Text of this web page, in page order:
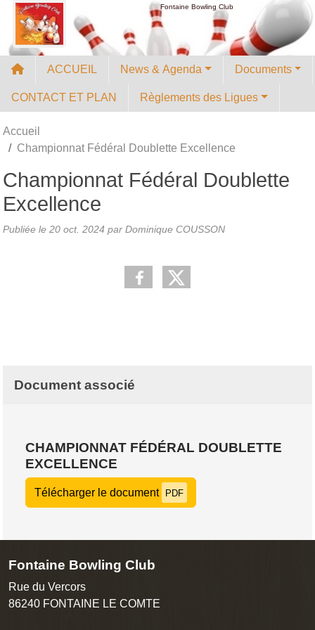
Fontaine Bowling Club
ACCUEIL News & Agenda Documents
CONTACT ET PLAN Règlements des Ligues
Accueil
Championnat Fédéral Doublette Excellence
Championnat Fédéral Doublette
Excellence
Publiée le 20 oct. 2024 par Dominique COUSSON
Document associé
CHAMPIONNAT FÉDÉRAL DOUBLETTE
EXCELLENCE
Télécharger le document PDF
Fontaine Bowling Club
Rue du Vercors
86240 FONTAINE LE COMTE
Panneau de gestion des cookies